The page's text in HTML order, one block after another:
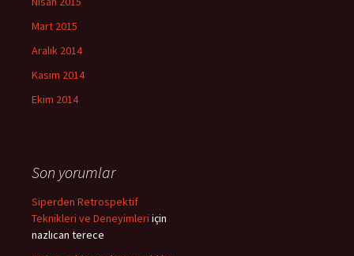
Mart 2015
Aralık 2014
Kasım 2014
Ekim 2014
Son yorumlar
Siperden Retrospektif
Teknikleri ve Deneyimleri için
nazlıcan terece